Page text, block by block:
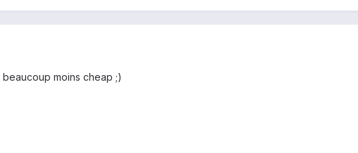
beaucoup moins cheap ;)